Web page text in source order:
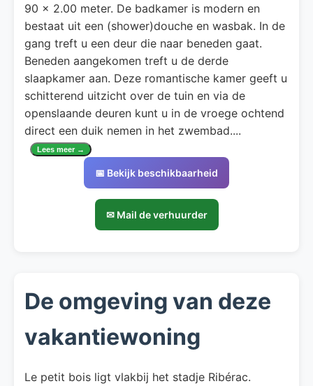
90 x 2.00 meter. De badkamer is modern en
bestaat uit een (shower)douche en wasbak. In de
gang treft u een deur die naar beneden gaat.
Beneden aangekomen treft u de derde
slaapkamer aan. Deze romantische kamer geeft u
schitterend uitzicht over de tuin en via de
openslaande deuren kunt u in de vroege ochtend
direct een duik nemen in het zwembad....
Lees meer →
📅 Bekijk beschikbaarheid
✉ Mail de verhuurder
De omgeving van deze
vakantiewoning
Le petit bois ligt vlakbij het stadje Ribérac.